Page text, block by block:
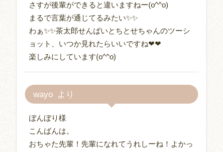
さすが後輩ができると違いますねー(o^^o)
まるで言葉が通じてるみたい✨✨
わぁ✨✨茶太郎せんぱいとちとせちゃんのツーシ
ョット、いつか見れたらいいですね❤❤
楽しみにしています(o^^o)
wayo
ぼんぼり様
こんばんは。
おちゃた先輩！先輩になれてうれしーね！よかっ